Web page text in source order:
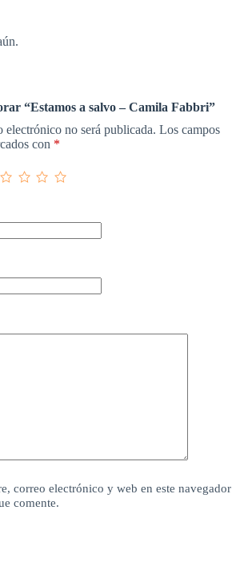
“Estamos a salvo – Camila Fabbri”
electrónico no será publicada. Los campos
con *
correo electrónico y web en este navegador
comente.